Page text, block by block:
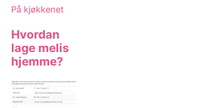
På kjøkkenet
Hvordan
lage melis
hjemme?